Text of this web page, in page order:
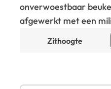
onverwoestbaar
afgewerkt met een
Zithoogte